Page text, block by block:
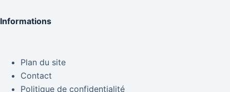
Informations
Plan du site
Contact
Politique de confidentialité